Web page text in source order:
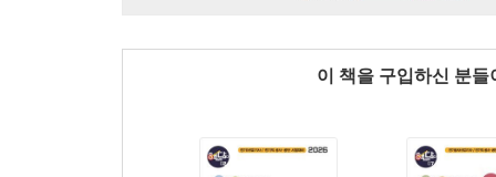
이 책을 구입하신 분